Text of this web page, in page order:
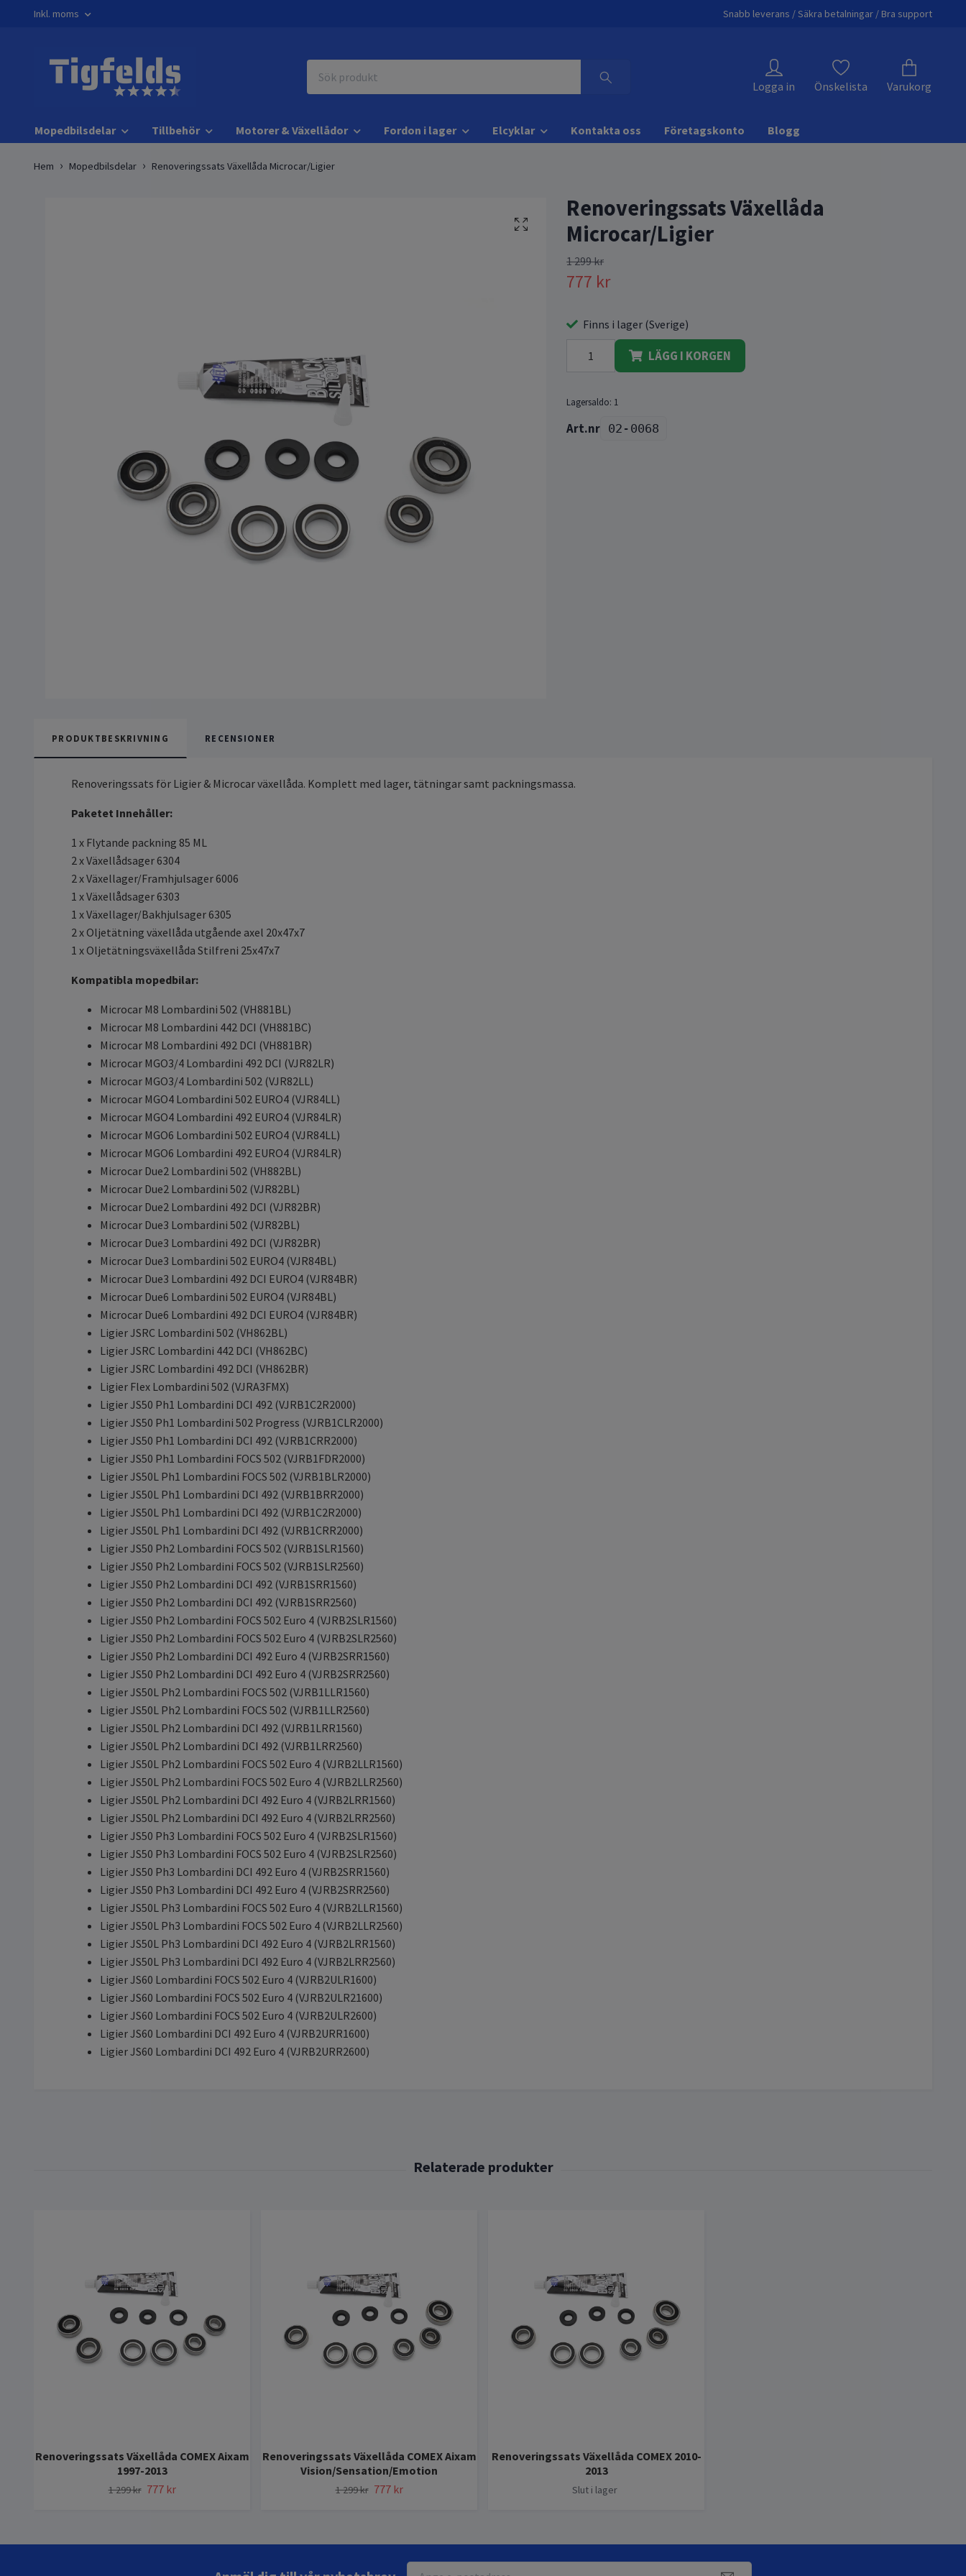
Inkl. moms Snabb leverans / Säkra betalningar / Bra support
Logga in Önskelista Varukorg
Mopedbilsdelar Tillbehör Motorer & Växellådor Fordon i lager Elcyklar Kontakta oss Företagskonto Blogg
Hem Mopedbilsdelar Renoveringssats Växellåda Microcar/Ligier
Renoveringssats Växellåda
Microcar/Ligier
1 299 kr
777 kr
Finns i lager (Sverige)
LÄGG I KORGEN
Lagersaldo: 1
02-0068
PRODUKTBESKRIVNING RECENSIONER
Renoveringssats för Ligier & Microcar växellåda. Komplett med lager, tätningar samt packningsmassa.
Paketet Innehåller:
1 x Flytande packning 85 ML
2 x Växellådsager 6304
2 x Växellager/Framhjulsager 6006
1 x Växellådsager 6303
1 x Växellager/Bakhjulsager 6305
2 x Oljetätning växellåda utgående axel 20x47x7
1 x Oljetätningsväxellåda Stilfreni 25x47x7
Kompatibla mopedbilar:
Microcar M8 Lombardini 502 (VH881BL)
Microcar M8 Lombardini 442 DCI (VH881BC)
Microcar M8 Lombardini 492 DCI (VH881BR)
Microcar MGO3/4 Lombardini 492 DCI (VJR82LR)
Microcar MGO3/4 Lombardini 502 (VJR82LL)
Microcar MGO4 Lombardini 502 EURO4 (VJR84LL)
Microcar MGO4 Lombardini 492 EURO4 (VJR84LR)
Microcar MGO6 Lombardini 502 EURO4 (VJR84LL)
Microcar MGO6 Lombardini 492 EURO4 (VJR84LR)
Microcar Due2 Lombardini 502 (VH882BL)
Microcar Due2 Lombardini 502 (VJR82BL)
Microcar Due2 Lombardini 492 DCI (VJR82BR)
Microcar Due3 Lombardini 502 (VJR82BL)
Microcar Due3 Lombardini 492 DCI (VJR82BR)
Microcar Due3 Lombardini 502 EURO4 (VJR84BL)
Microcar Due3 Lombardini 492 DCI EURO4 (VJR84BR)
Microcar Due6 Lombardini 502 EURO4 (VJR84BL)
Microcar Due6 Lombardini 492 DCI EURO4 (VJR84BR)
Ligier JSRC Lombardini 502 (VH862BL)
Ligier JSRC Lombardini 442 DCI (VH862BC)
Ligier JSRC Lombardini 492 DCI (VH862BR)
Ligier Flex Lombardini 502 (VJRA3FMX)
Ligier JS50 Ph1 Lombardini DCI 492 (VJRB1C2R2000)
Ligier JS50 Ph1 Lombardini 502 Progress (VJRB1CLR2000)
Ligier JS50 Ph1 Lombardini DCI 492 (VJRB1CRR2000)
Ligier JS50 Ph1 Lombardini FOCS 502 (VJRB1FDR2000)
Ligier JS50L Ph1 Lombardini FOCS 502 (VJRB1BLR2000)
Ligier JS50L Ph1 Lombardini DCI 492 (VJRB1BRR2000)
Ligier JS50L Ph1 Lombardini DCI 492 (VJRB1C2R2000)
Ligier JS50L Ph1 Lombardini DCI 492 (VJRB1CRR2000)
Ligier JS50 Ph2 Lombardini FOCS 502 (VJRB1SLR1560)
Ligier JS50 Ph2 Lombardini FOCS 502 (VJRB1SLR2560)
Ligier JS50 Ph2 Lombardini DCI 492 (VJRB1SRR1560)
Ligier JS50 Ph2 Lombardini DCI 492 (VJRB1SRR2560)
Ligier JS50 Ph2 Lombardini FOCS 502 Euro 4 (VJRB2SLR1560)
Ligier JS50 Ph2 Lombardini FOCS 502 Euro 4 (VJRB2SLR2560)
Ligier JS50 Ph2 Lombardini DCI 492 Euro 4 (VJRB2SRR1560)
Ligier JS50 Ph2 Lombardini DCI 492 Euro 4 (VJRB2SRR2560)
Ligier JS50L Ph2 Lombardini FOCS 502 (VJRB1LLR1560)
Ligier JS50L Ph2 Lombardini FOCS 502 (VJRB1LLR2560)
Ligier JS50L Ph2 Lombardini DCI 492 (VJRB1LRR1560)
Ligier JS50L Ph2 Lombardini DCI 492 (VJRB1LRR2560)
Ligier JS50L Ph2 Lombardini FOCS 502 Euro 4 (VJRB2LLR1560)
Ligier JS50L Ph2 Lombardini FOCS 502 Euro 4 (VJRB2LLR2560)
Ligier JS50L Ph2 Lombardini DCI 492 Euro 4 (VJRB2LRR1560)
Ligier JS50L Ph2 Lombardini DCI 492 Euro 4 (VJRB2LRR2560)
Ligier JS50 Ph3 Lombardini FOCS 502 Euro 4 (VJRB2SLR1560)
Ligier JS50 Ph3 Lombardini FOCS 502 Euro 4 (VJRB2SLR2560)
Ligier JS50 Ph3 Lombardini DCI 492 Euro 4 (VJRB2SRR1560)
Ligier JS50 Ph3 Lombardini DCI 492 Euro 4 (VJRB2SRR2560)
Ligier JS50L Ph3 Lombardini FOCS 502 Euro 4 (VJRB2LLR1560)
Ligier JS50L Ph3 Lombardini FOCS 502 Euro 4 (VJRB2LLR2560)
Ligier JS50L Ph3 Lombardini DCI 492 Euro 4 (VJRB2LRR1560)
Ligier JS50L Ph3 Lombardini DCI 492 Euro 4 (VJRB2LRR2560)
Ligier JS60 Lombardini FOCS 502 Euro 4 (VJRB2ULR1600)
Ligier JS60 Lombardini FOCS 502 Euro 4 (VJRB2ULR21600)
Ligier JS60 Lombardini FOCS 502 Euro 4 (VJRB2ULR2600)
Ligier JS60 Lombardini DCI 492 Euro 4 (VJRB2URR1600)
Ligier JS60 Lombardini DCI 492 Euro 4 (VJRB2URR2600)
Renoveringssats Växellåda COMEX Aixam
1997-2013
1 299 kr 777 kr
Renoveringssats Växellåda COMEX Aixam
Vision/Sensation/Emotion
1 299 kr 777 kr
Renoveringssats Växellåda COMEX 2010-
2013
Slut i lager